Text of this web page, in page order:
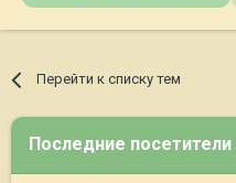
Перейти к списку тем
Последние посетители